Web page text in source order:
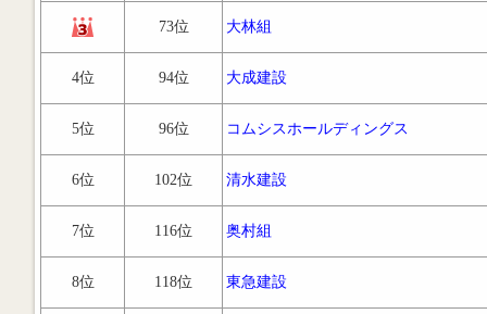
73位 大林組
4位 94位 大成建設
5位 96位 コムシスホールディングス
6位 102位 清水建設
7位 116位 奥村組
8位 118位 東急建設